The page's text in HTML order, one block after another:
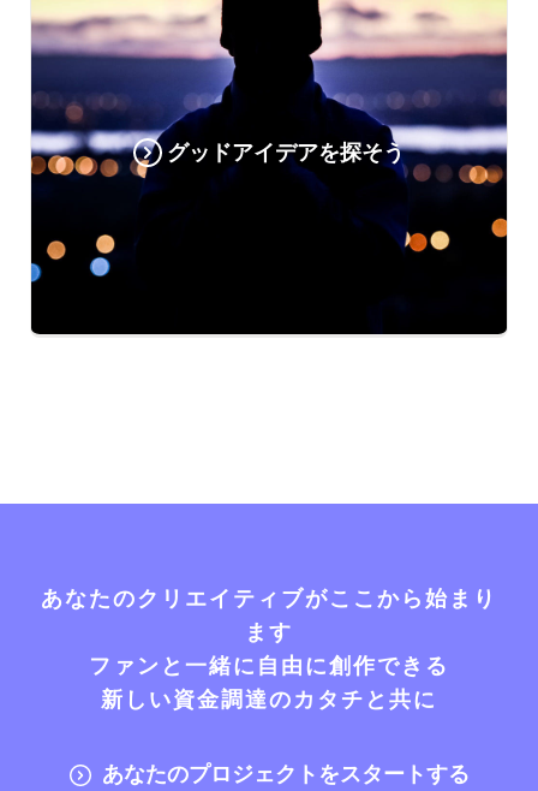
グッドアイデアを探そう
あなたのクリエイティブがここから始まり
ます
ファンと一緒に自由に創作できる
新しい資金調達のカタチと共に
あなたのプロジェクトをスタートする